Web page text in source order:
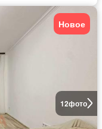
12фото
Новое